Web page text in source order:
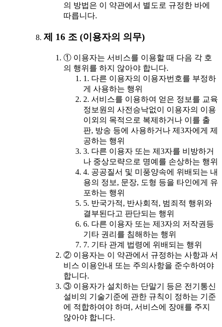
의 방법은 이 약관에서 별도로 규정한 바에
따릅니다.
제 16 조 (이용자의 의무)
① 이용자는 서비스를 이용할 때 다음 각 호
의 행위를 하지 않아야 합니다.
1. 다른 이용자의 이용자번호를 부정하
게 사용하는 행위
2. 서비스를 이용하여 얻은 정보를 교육
정보원의 사전승낙없이 이용자의 이용
이외의 목적으로 복제하거나 이를 출
판, 방송 등에 사용하거나 제3자에게 제
공하는 행위
3. 다른 이용자 또는 제3자를 비방하거
나 중상모략으로 명예를 손상하는 행위
4. 공공질서 및 미풍양속에 위배되는 내
용의 정보, 문장, 도형 등을 타인에게 유
포하는 행위
5. 반국가적, 반사회적, 범죄적 행위와
결부된다고 판단되는 행위
6. 다른 이용자 또는 제3자의 저작권등
기타 권리를 침해하는 행위
7. 기타 관계 법령에 위배되는 행위
② 이용자는 이 약관에서 규정하는 사항과 서
비스 이용안내 또는 주의사항을 준수하여야
합니다.
③ 이용자가 설치하는 단말기 등은 전기통신
설비의 기술기준에 관한 규칙이 정하는 기준
에 적합하여야 하며, 서비스에 장애를 주지
않아야 합니다.